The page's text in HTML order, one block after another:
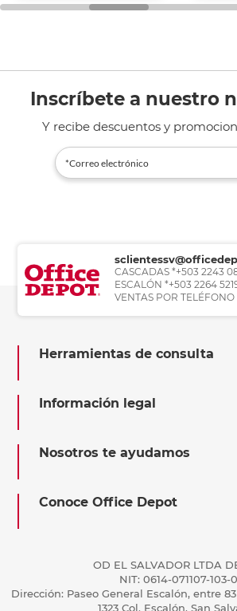
Inscríbete a nuestro
Y recibe descuentos y
CASCADAS *+503 2243
ESCALÓN *+503 2264
VENTAS POR TELÉFONO
Herramientas de consulta
Información legal
Nosotros te ayudamos
Conoce Office Depot
OD EL SALVADOR LTDA
NIT: 0614-071107-103-0
Dirección: Paseo General Escalón, entre
1323 Col. Escalón, San